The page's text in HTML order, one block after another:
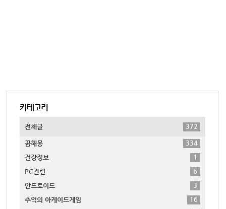
카테고리
전체글 372
꿈해몽
334
건강정보
1
PC관련
6
안드로이드
3
추억의 아케이드게임
16